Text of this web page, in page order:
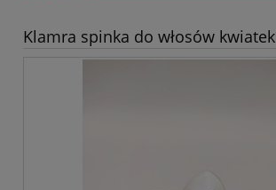
Klamra spinka do włosów kwiatek